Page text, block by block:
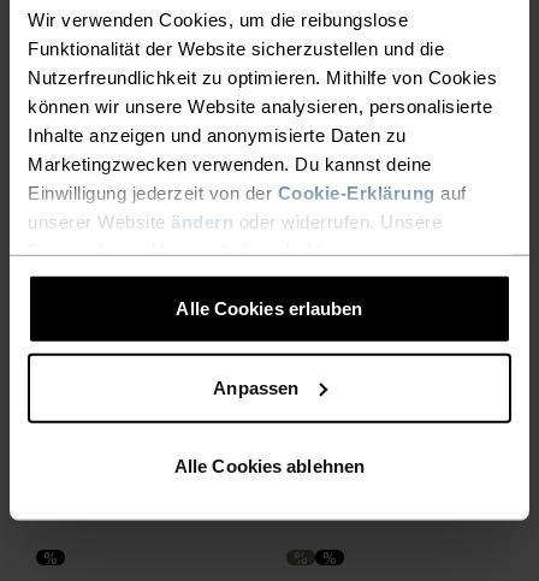
Wir verwenden Cookies, um die reibungslose
Funktionalität der Website sicherzustellen und die
Nutzerfreundlichkeit zu optimieren. Mithilfe von Cookies
können wir unsere Website analysieren, personalisierte
Inhalte anzeigen und anonymisierte Daten zu
Marketingzwecken verwenden. Du kannst deine
Einwilligung jederzeit von der Cookie-Erklärung auf
unserer Website ändern oder widerrufen. Unsere
Alle Cookies erlauben
Anpassen
Alle Cookies ablehnen
Warm
% %
Zeroweight Warm Lauf-Mid
Layer Half-Zip
CHF 83.95 CHF 120.00
(7)
Warm
% % %
Essential Knit Lauf-Hoodie
CHF 87.45 CHF 125.00
(17)
-30%
CHF 52.45CHF 75.00
-30%
% % %
Besso Mid Layer Half-Zip
CHF 55.95CHF 80.00
%
-30%
% %